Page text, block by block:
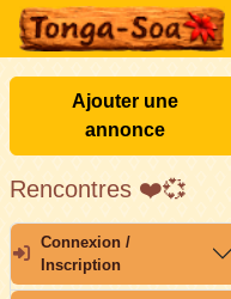
Ajouter une
annonce
Rencontres ❤️💞
Connexion /
Inscription